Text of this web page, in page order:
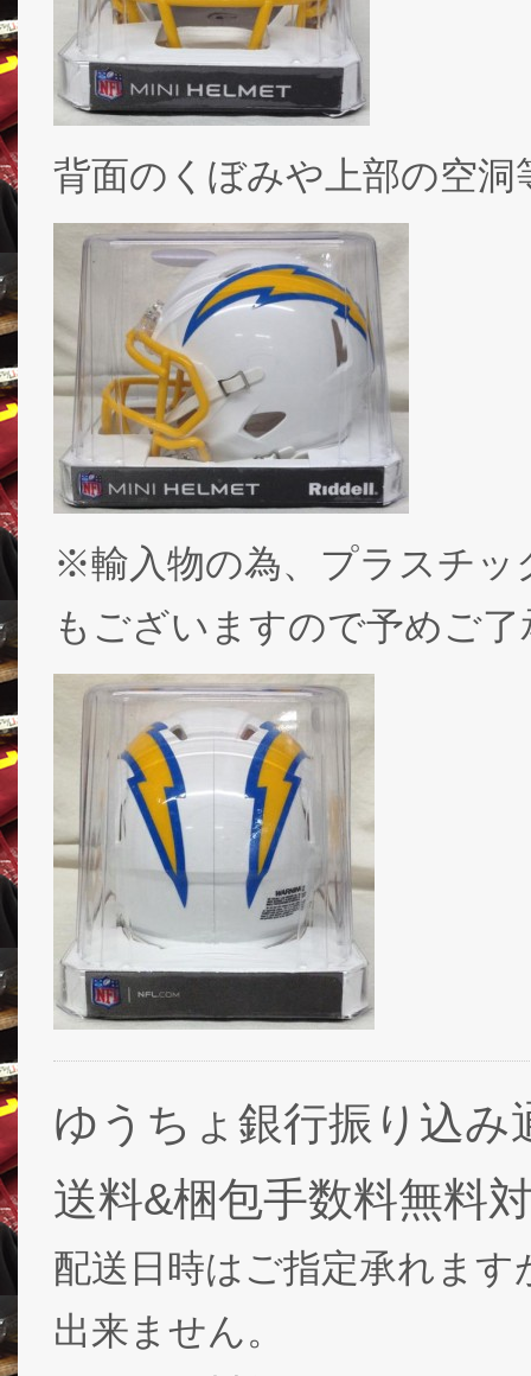
背面のくぼみや上部の空
※輸入物の為、プラスチッ
もございますので予めご
ゆうちょ銀行振り込み
送料&梱包手数料無料
配送日時はご指定承れま
出来ません。